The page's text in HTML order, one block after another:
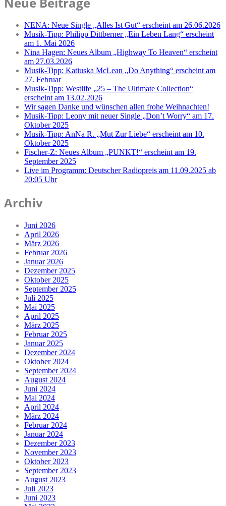
NENA: Neue Single „Alles Ist Gut“ erscheint am 26.06.2026
Musik-Tipp: Philipp Dittberner „Ein Leben Lang“ erscheint
am 1. Mai 2026
Nina Hagen: Neues Album „Highway To Heaven“ erscheint
am 27.03.2026
Musik-Tipp: Katiuska McLean „Do Anything“ erscheint am
27. Februar
Musik-Tipp: Westlife „25 – The Ultimate Collection“
erscheint am 13.02.2026
Wir sagen Danke und wünschen allen frohe Weihnachten!
Musik-Tipp: Leony mit neuer Single „Don’t Worry“ am 17.
Oktober 2025
Musik-Tipp: AnNa R. „Mut Zur Liebe“ erscheint am 10.
Oktober 2025
Fischer-Z: Neues Album „PUNKT!“ erscheint am 19.
September 2025
Live im Programm: Deutscher Radiopreis am 11.09.2025 ab
20:05 Uhr
Archiv
Juni 2026
April 2026
März 2026
Februar 2026
Januar 2026
Dezember 2025
Oktober 2025
September 2025
Juli 2025
Mai 2025
April 2025
März 2025
Februar 2025
Januar 2025
Dezember 2024
Oktober 2024
September 2024
August 2024
Juni 2024
Mai 2024
April 2024
März 2024
Februar 2024
Januar 2024
Dezember 2023
November 2023
Oktober 2023
September 2023
August 2023
Juli 2023
Juni 2023